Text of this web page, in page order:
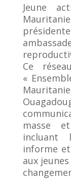
Jeune
Ce
«
masse
incluant
informe
aux